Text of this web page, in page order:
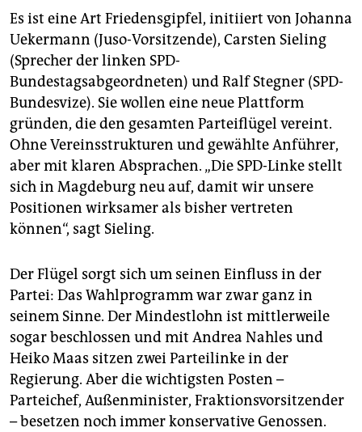
Es ist eine Art Friedensgipfel, initiiert von Johanna
Uekermann (Juso-Vorsitzende), Carsten Sieling
(Sprecher der linken SPD-
Bundestagsabgeordneten) und Ralf Stegner (SPD-
Bundesvize). Sie wollen eine neue Plattform
gründen, die den gesamten Parteiflügel vereint.
Ohne Vereinsstrukturen und gewählte Anführer,
aber mit klaren Absprachen. „Die SPD-Linke stellt
sich in Magdeburg neu auf, damit wir unsere
Positionen wirksamer als bisher vertreten
können“, sagt Sieling.
Der Flügel sorgt sich um seinen Einfluss in der
Partei: Das Wahlprogramm war zwar ganz in
seinem Sinne. Der Mindestlohn ist mittlerweile
sogar beschlossen und mit Andrea Nahles und
Heiko Maas sitzen zwei Parteilinke in der
Regierung. Aber die wichtigsten Posten –
Parteichef, Außenminister, Fraktionsvorsitzender
– besetzen noch immer konservative Genossen.